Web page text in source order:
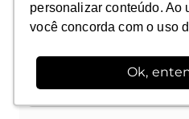
personalizar conteúdo. Ao
você concorda com o uso
Ok,
personalizar conteúdo. Ao
você concorda com o uso
Ok,
PESQUISAR